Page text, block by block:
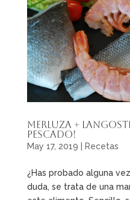
Merluza +
pescado!
May 17, 2019 | Recetas
¿Has probado alguna
duda, se trata de una